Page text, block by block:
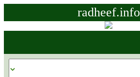
radheef.info